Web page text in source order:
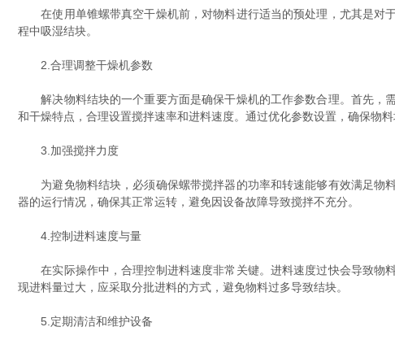
在使用单锥螺带真空干燥机前，对物料进行适当的预处理，尤其是对
程中吸湿结块。
2.合理调整干燥机参数
解决物料结块的一个重要方面是确保干燥机的工作参数合理。首先，
和干燥特点，合理设置搅拌速率和进料速度。通过优化参数设置，确保物
3.加强搅拌力度
为避免物料结块，必须确保螺带搅拌器的功率和转速能够有效满足物
器的运行情况，确保其正常运转，避免因设备故障导致搅拌不充分。
4.控制进料速度与量
在实际操作中，合理控制进料速度非常关键。进料速度过快会导致物
现进料量过大，应采取分批进料的方式，避免物料过多导致结块。
5.定期清洁和维护设备